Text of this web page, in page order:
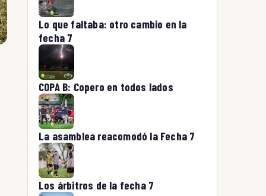
Lo que faltaba: otro cambio en la
fecha 7
COPA B: Copero en todos lados
La asamblea reacomodó la Fecha 7
Los árbitros de la fecha 7